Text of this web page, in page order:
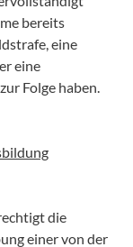
bereits
eine
eine
Folge haben.
die
einer von der